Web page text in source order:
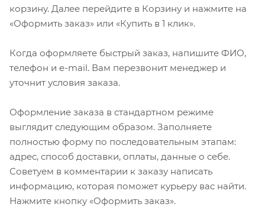
корзину. Далее перейдите в Корзину и нажмите на
«Оформить заказ» или «Купить в 1 клик».
Когда оформляете быстрый заказ, напишите ФИО,
телефон и e-mail. Вам перезвонит менеджер и
уточнит условия заказа.
Оформление заказа в стандартном режиме
выглядит следующим образом. Заполняете
полностью форму по последовательным этапам:
адрес, способ доставки, оплаты, данные о себе.
Советуем в комментарии к заказу написать
информацию, которая поможет курьеру вас найти.
Нажмите кнопку «Оформить заказ».